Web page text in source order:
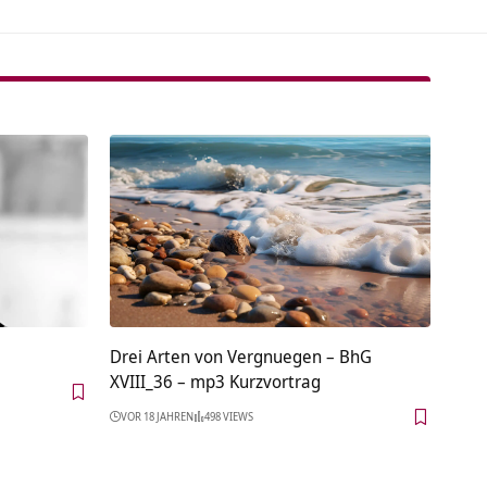
Drei Arten von Vergnuegen – BhG
XVIII_36 – mp3 Kurzvortrag
VOR 18 JAHREN 498 VIEWS